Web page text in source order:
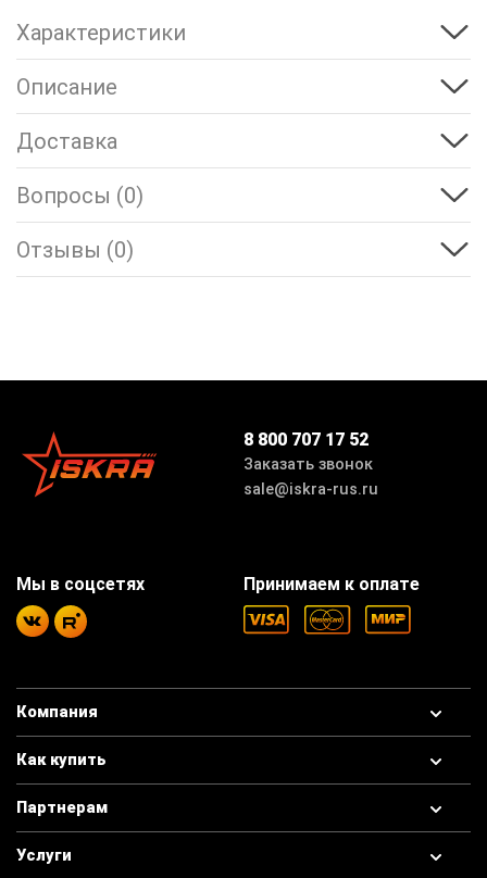
Характеристики
Описание
Доставка
Вопросы (0)
Отзывы (0)
8 800 707 17 52
Заказать звонок
sale@iskra-rus.ru
Компания
Как купить
Партнерам
Услуги
Принимаем к оплате
Мы в соцсетях